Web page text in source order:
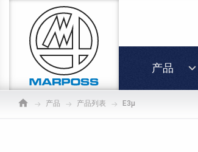
产品
产品 产品列表 E3µ